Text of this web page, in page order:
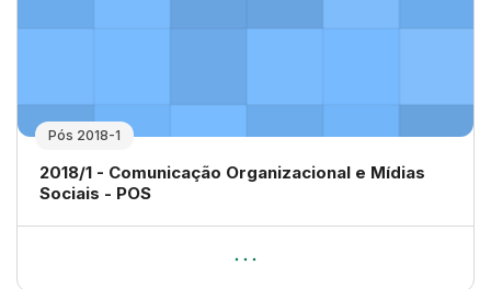
Pós 2018-1
Nome da disciplina
2018/1 - Comunicação Organizacional e Mídias
Sociais - POS